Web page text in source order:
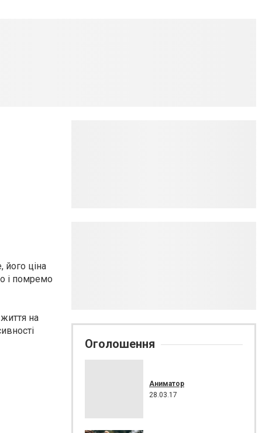
ціна
і помремо
на
Оголошення
Аниматор
28.03.17